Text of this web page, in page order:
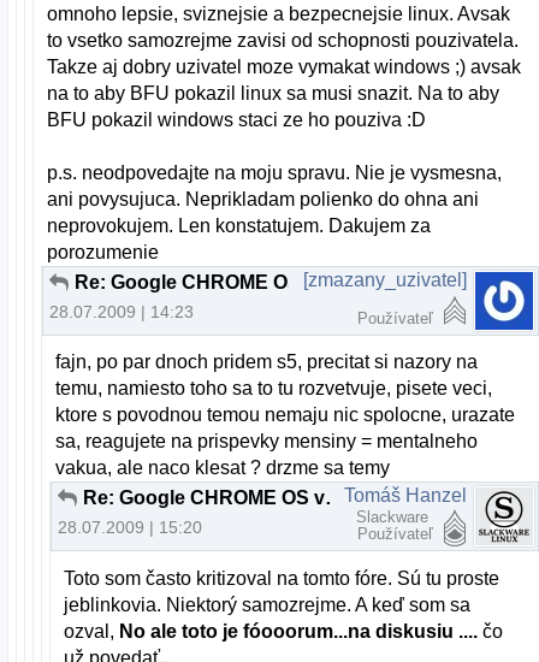
omnoho lepsie, sviznejsie a bezpecnejsie linux. Avsak
to vsetko samozrejme zavisi od schopnosti pouzivatela.
Takze aj dobry uzivatel moze vymakat windows ;) avsak
na to aby BFU pokazil linux sa musi snazit. Na to aby
BFU pokazil windows staci ze ho pouziva :D
p.s. neodpovedajte na moju spravu. Nie je vysmesna,
ani povysujuca. Neprikladam polienko do ohna ani
neprovokujem. Len konstatujem. Dakujem za
porozumenie
Re: Google CHROME OS v2.00 beta
28.07.2009 | 14:23
[zmazany_uzivatel]
Používateľ
fajn, po par dnoch pridem s5, precitat si nazory na
temu, namiesto toho sa to tu rozvetvuje, pisete veci,
ktore s povodnou temou nemaju nic spolocne, urazate
sa, reagujete na prispevky mensiny = mentalneho
vakua, ale naco klesat ? drzme sa temy
Re: Google CHROME OS v2.00 beta
28.07.2009 | 15:20
Tomáš Hanzel
Slackware
Používateľ
Toto som často kritizoval na tomto fóre. Sú tu proste
jeblinkovia. Niektorý samozrejme. A keď som sa
ozval, No ale toto je fóooorum...na diskusiu .... čo
už povedať...